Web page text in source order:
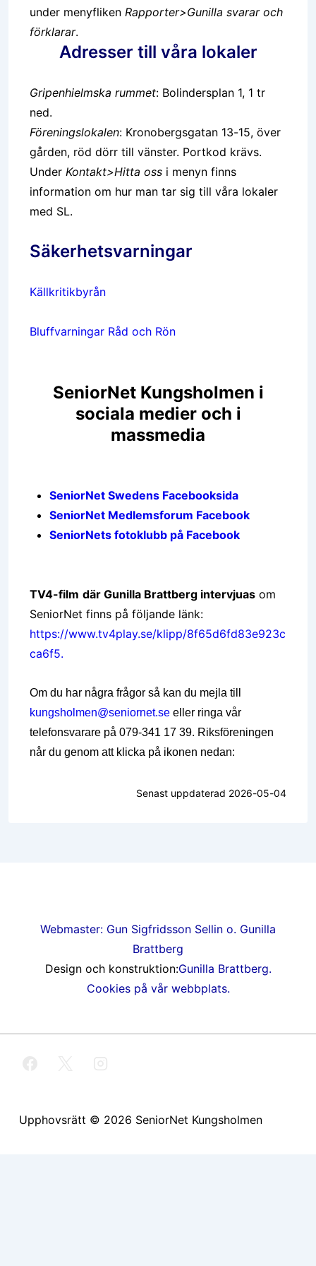
under menyfliken Rapporter>Gunilla svarar och
förklarar.
Adresser till våra lokaler
Gripenhielmska rummet: Bolindersplan 1, 1 tr
ned.
Föreningslokalen: Kronobergsgatan 13-15, över
gården, röd dörr till vänster. Portkod krävs.
Under Kontakt>Hitta oss i menyn finns
information om hur man tar sig till våra lokaler
med SL.
Säkerhetsvarningar
Källkritikbyrån
Bluffvarningar Råd och Rön
SeniorNet Kungsholmen i
sociala medier och i
massmedia
SeniorNet Swedens Facebooksida
SeniorNet Medlemsforum Facebook
SeniorNets fotoklubb på Facebook
TV4-film där Gunilla Brattberg intervjuas om
SeniorNet finns på följande länk:
https://www.tv4play.se/klipp/8f65d6fd83e923c
ca6f5.
Om du har några frågor så kan du mejla till
kungsholmen@seniornet.se eller ringa vår
telefonsvarare på 079-341 17 39. Riksföreningen
når du genom att klicka på ikonen nedan:
Senast uppdaterad 2026-05-04
Webmaster: Gun Sigfridsson Sellin o. Gunilla
Brattberg
Design och konstruktion:Gunilla Brattberg.
Cookies på vår webbplats.
Upphovsrätt © 2026 SeniorNet Kungsholmen